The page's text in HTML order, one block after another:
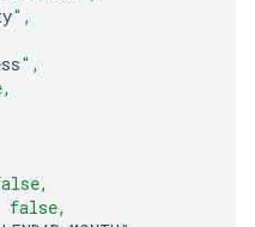
",
",